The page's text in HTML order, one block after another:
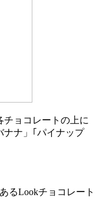
ョコレートの上に
ナナ」｢パイナップ
るLookチョコレート